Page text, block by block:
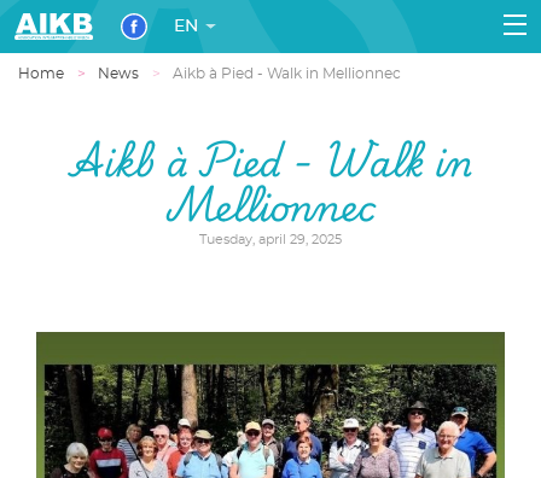
EN
Home News Aikb à Pied - Walk in Mellionnec
Aikb à Pied - Walk in
Mellionnec
Tuesday, april 29, 2025